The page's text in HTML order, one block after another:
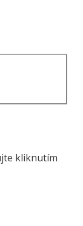
kliknutím